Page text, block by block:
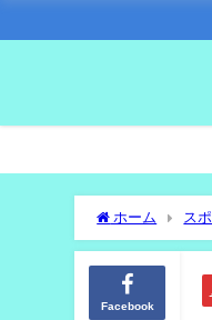
ホーム ス
Facebook